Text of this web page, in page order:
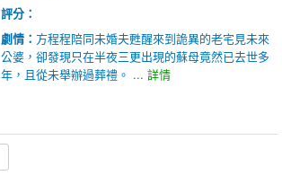
評分：
劇情： 方程程陪同未婚夫甦醒來到詭異的老宅見未來
公婆，卻發現只在半夜三更出現的蘇母竟然已去世多
年，且從未舉辦過葬禮。 ... 詳情